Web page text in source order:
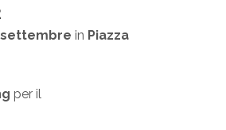
settembre in Piazza
per il